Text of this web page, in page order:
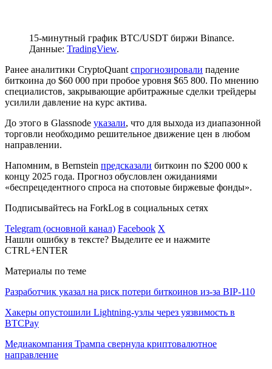
15-минутный график BTC/USDT биржи Binance.
Данные: TradingView.
Ранее аналитики CryptoQuant спрогнозировали падение
биткоина до $60 000 при пробое уровня $65 800. По мнению
специалистов, закрывающие арбитражные сделки трейдеры
усилили давление на курс актива.
До этого в Glassnode указали, что для выхода из диапазонной
торговли необходимо решительное движение цен в любом
направлении.
Напомним, в Bernstein предсказали биткоин по $200 000 к
концу 2025 года. Прогноз обусловлен ожиданиями
«беспрецедентного спроса на спотовые биржевые фонды».
Подписывайтесь на ForkLog в социальных сетях
Telegram (основной канал) Facebook X
Нашли ошибку в тексте? Выделите ее и нажмите
CTRL+ENTER
Материалы по теме
Разработчик указал на риск потери биткоинов из-за BIP-110
Хакеры опустошили Lightning-узлы через уязвимость в
BTCPay
Медиакомпания Трампа свернула криптовалютное
направление